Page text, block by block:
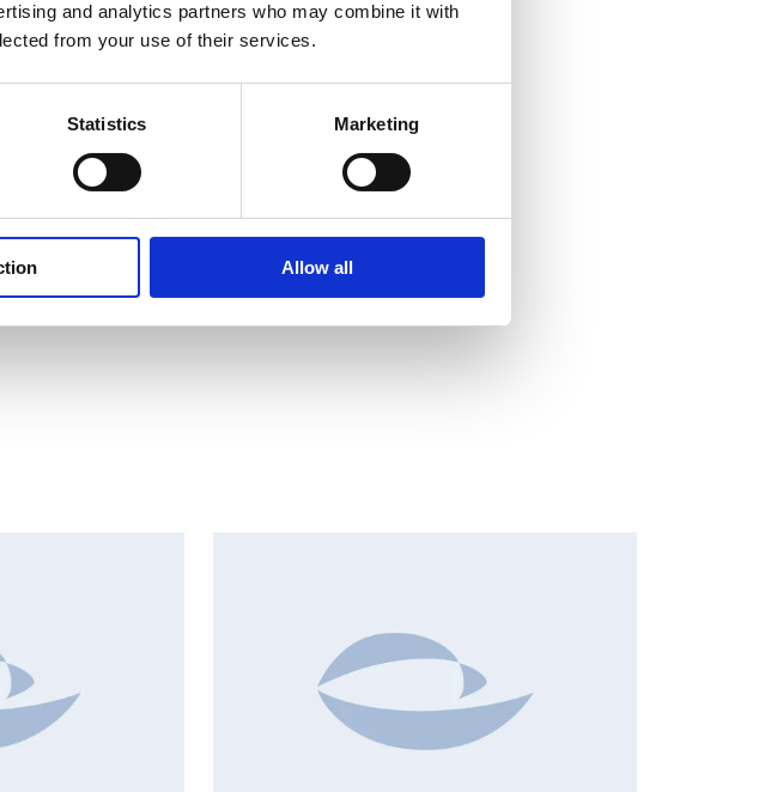
and analytics partners who may combine it with
from your use of their services.
Statistics Marketing
Allow all